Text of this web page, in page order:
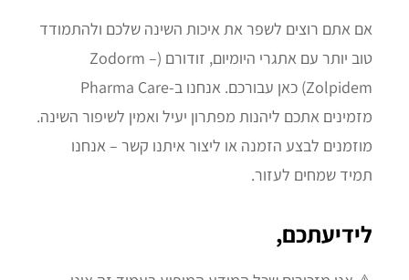
אם אתם רוצים לשפר את איכות השינה שלכם ולהתמודד
טוב יותר עם אתגרי היומיום, זודורם (Zodorm –
Zolpidem) כאן עבורכם. אנחנו ב-Pharma Care
מזמינים אתכם ליהנות מפתרון יעיל ואמין לשיפור השינה.
מוזמנים לבצע הזמנה או ליצור איתנו קשר – אנחנו
תמיד שמחים לעזור.
לידיעתכם,